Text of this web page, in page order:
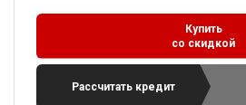
Купить
со скидкой
Рассчитать кредит